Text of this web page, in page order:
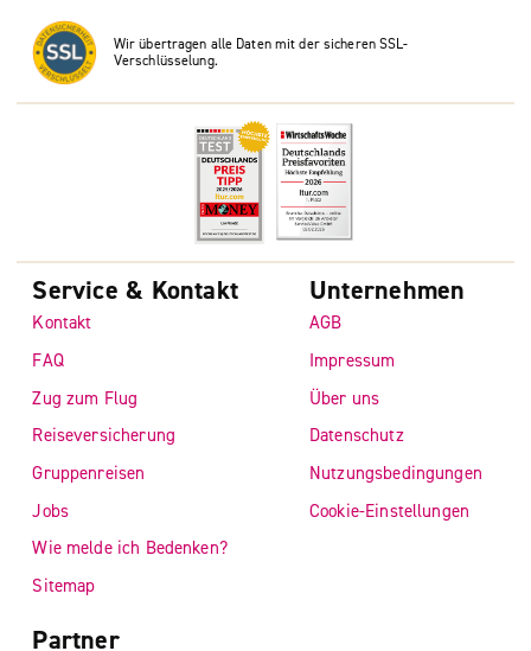
Wir übertragen alle Daten mit der sicheren SSL-
Verschlüsselung.
Service & Kontakt
Kontakt
FAQ
Zug zum Flug
Reiseversicherung
Gruppenreisen
Jobs
Wie melde ich Bedenken?
Sitemap
Unternehmen
AGB
Impressum
Über uns
Datenschutz
Nutzungsbedingungen
Cookie-Einstellungen
Partner